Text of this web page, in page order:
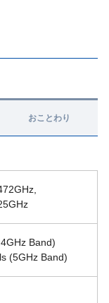
おことわり
Band)
(5GHz Band)